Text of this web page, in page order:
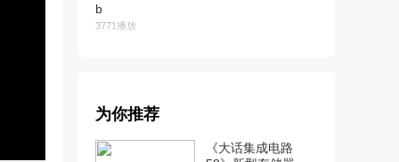
b
3771播放
d
为你推荐
《大话集成电路